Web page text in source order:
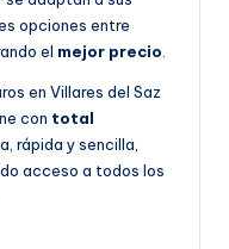
opciones entre
el mejor precio.
en Villares del Saz
con total
rápida y sencilla,
acceso a todos los